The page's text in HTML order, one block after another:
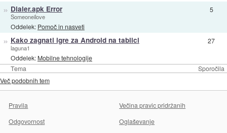
Tema Sporočila
» Dialer.apk Error
Someoneilove
Oddelek: Pomoč in nasveti
5
» Kako zagnati igre za Android na tablici
laguna1
Oddelek: Mobilne tehnologije
27
Več podobnih tem
Pravila
Večina pravic pridržanih
Odgovornost
Oglaševanje